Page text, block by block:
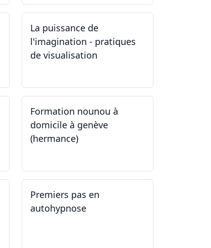
La puissance de
l'imagination - pratiques
de visualisation
Formation nounou à
domicile à genève
(hermance)
Premiers pas en
autohypnose